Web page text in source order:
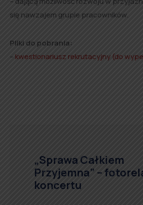
się nawzajem grupie pracowników.
Pliki do pobrania:
–kwestionariusz rekrutacyjny (do
„Sprawa Całkiem
Przyjemna” –
koncertu